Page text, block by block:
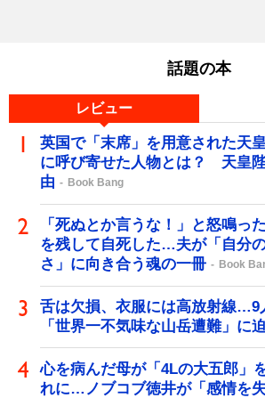
話題の本
レビュー
英国で「末席」を用意された天
に呼び寄せた人物とは？ 天皇
由
Book Bang
「死ぬとか言うな！」と怒鳴っ
を残して自死した…夫が「自分
さ」に向き合う魂の一冊
Book
舌は欠損、衣服には高放射線…9
「世界一不気味な山岳遭難」に
心を病んだ母が「4Lの大五郎」
れに…ノブコブ徳井が「感情を